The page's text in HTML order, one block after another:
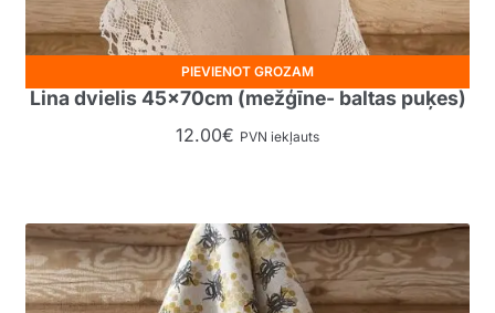
Lina dvielis 45x70cm (mežģīne- baltas puķes)
12.00€ PVN iekļauts
PIEVIENOT GROZAM